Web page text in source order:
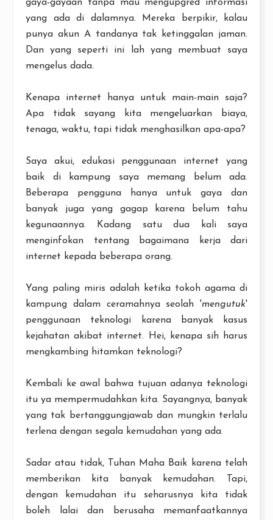
gaya-gayaan tanpa mau mengupgred informasi
yang ada di dalamnya. Mereka berpikir, kalau
punya akun A tandanya tak ketinggalan jaman.
Dan yang seperti ini lah yang membuat saya
mengelus dada.
Kenapa internet hanya untuk main-main saja?
Apa tidak sayang kita mengeluarkan biaya,
tenaga, waktu, tapi tidak menghasilkan apa-apa?
Saya akui, edukasi penggunaan internet yang
baik di kampung saya memang belum ada.
Beberapa pengguna hanya untuk gaya dan
banyak juga yang gagap karena belum tahu
kegunaannya. Kadang satu dua kali saya
menginfokan tentang bagaimana kerja dari
internet kepada beberapa orang.
Yang paling miris adalah ketika tokoh agama di
kampung dalam ceramahnya seolah 'mengutuk'
penggunaan teknologi karena banyak kasus
kejahatan akibat internet. Hei, kenapa sih harus
mengkambing hitamkan teknologi?
Kembali ke awal bahwa tujuan adanya teknologi
itu ya mempermudahkan kita. Sayangnya, banyak
yang tak bertanggungjawab dan mungkin terlalu
terlena dengan segala kemudahan yang ada.
Sadar atau tidak, Tuhan Maha Baik karena telah
memberikan kita banyak kemudahan. Tapi,
dengan kemudahan itu seharusnya kita tidak
boleh lalai dan berusaha memanfaatkannya